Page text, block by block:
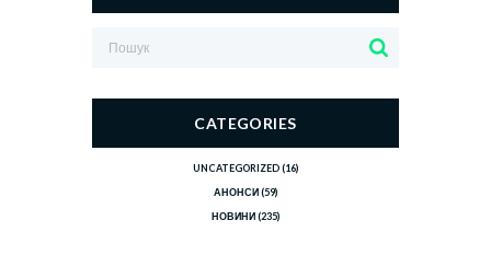
CATEGORIES
UNCATEGORIZED(16)
АНОНСИ (59)
НОВИНИ (235)